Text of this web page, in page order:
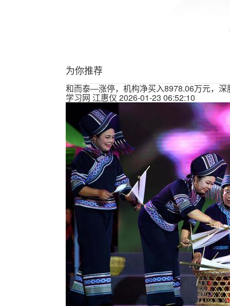
为你推荐
和而泰—涨停，机构净买入8978.06万元，深
学习网 江惠仪 2026-01-23 06:52:10